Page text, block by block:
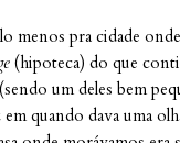
menos pra cidade
(hipoteca) do que
um deles bem
quando dava uma